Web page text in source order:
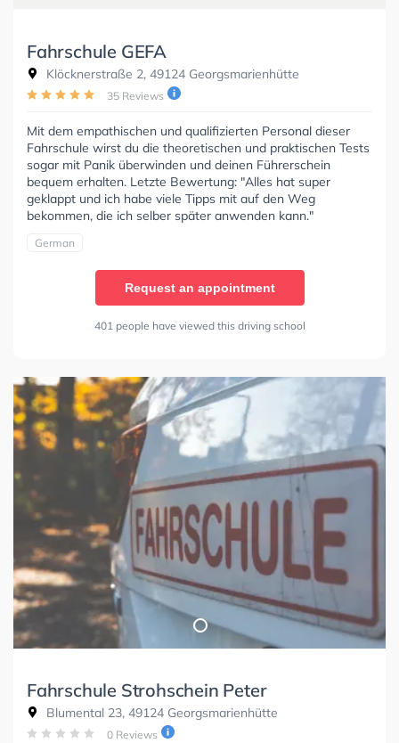
Fahrschule GEFA
Klöcknerstraße 2, 49124 Georgsmarienhütte
35 Reviews
Mit dem empathischen und qualifizierten Personal dieser
Fahrschule wirst du die theoretischen und praktischen Tests
sogar mit Panik überwinden und deinen Führerschein
bequem erhalten. Letzte Bewertung: "Alles hat super
geklappt und ich habe viele Tipps mit auf den Weg
bekommen, die ich selber später anwenden kann."
German
Request an appointment
401 people have viewed this driving school
Fahrschule Strohschein Peter
Blumental 23, 49124 Georgsmarienhütte
0 Reviews